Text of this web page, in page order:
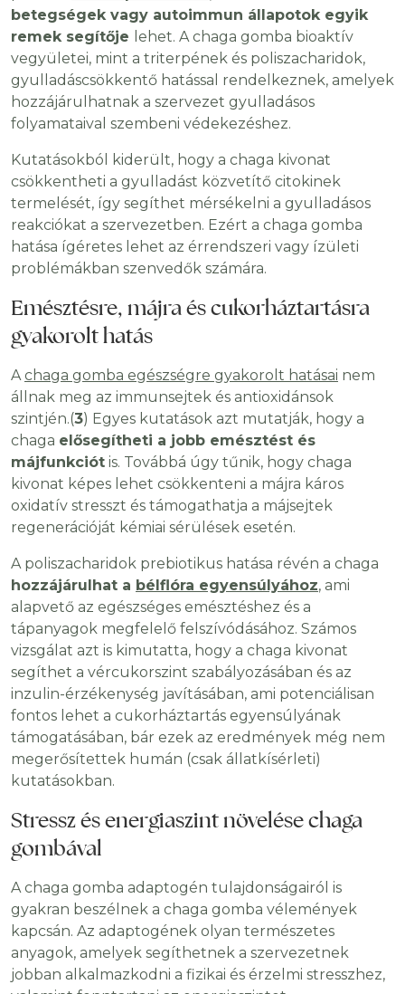
betegségek vagy autoimmun állapotok egyik
remek segítője lehet. A chaga gomba bioaktív
vegyületei, mint a triterpének és poliszacharidok,
gyulladáscsökkentő hatással rendelkeznek, amelyek
hozzájárulhatnak a szervezet gyulladásos
folyamataival szembeni védekezéshez.
Kutatásokból kiderült, hogy a chaga kivonat
csökkentheti a gyulladást közvetítő citokinek
termelését, így segíthet mérsékelni a gyulladásos
reakciókat a szervezetben. Ezért a chaga gomba
hatása ígéretes lehet az érrendszeri vagy ízületi
problémákban szenvedők számára.
Emésztésre, májra és cukorháztartásra
gyakorolt hatás
Achaga gomba egészségre gyakorolt hatásai nem
állnak meg az immunsejtek és antioxidánsok
szintjén.(3) Egyes kutatások azt mutatják, hogy a
chaga elősegítheti a jobb emésztést és
májfunkciót is. Továbbá úgy tűnik, hogy chaga
kivonat képes lehet csökkenteni a májra káros
oxidatív stresszt és támogathatja a májsejtek
regenerációját kémiai sérülések esetén.
A poliszacharidok prebiotikus hatása révén a chaga
hozzájárulhat a bélflóra egyensúlyához, ami
alapvető az egészséges emésztéshez és a
tápanyagok megfelelő felszívódásához. Számos
vizsgálat azt is kimutatta, hogy a chaga kivonat
segíthet a vércukorszint szabályozásában és az
inzulin-érzékenység javításában, ami potenciálisan
fontos lehet a cukorháztartás egyensúlyának
támogatásában, bár ezek az eredmények még nem
megerősítettek humán (csak állatkísérleti)
kutatásokban.
Stressz és energiaszint növelése chaga
gombával
A chaga gomba adaptogén tulajdonságairól is
gyakran beszélnek a chaga gomba vélemények
kapcsán. Az adaptogének olyan természetes
anyagok, amelyek segíthetnek a szervezetnek
jobban alkalmazkodni a fizikai és érzelmi stresszhez,